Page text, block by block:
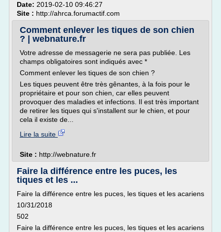
Date: 2019-02-10 09:46:27
Site : http://ahrca.forumactif.com
Comment enlever les tiques de son chien
? | webnature.fr
Votre adresse de messagerie ne sera pas publiée. Les
champs obligatoires sont indiqués avec *
Comment enlever les tiques de son chien ?
Les tiques peuvent être très gênantes, à la fois pour le
propriétaire et pour son chien, car elles peuvent
provoquer des maladies et infections. Il est très important
de retirer les tiques qui s'installent sur le chien, et pour
cela il existe de...
Lire la suite
Site : http://webnature.fr
Faire la différence entre les puces, les
tiques et les ...
Faire la différence entre les puces, les tiques et les acariens
10/31/2018
502
Faire la différence entre les puces, les tiques et les acariens